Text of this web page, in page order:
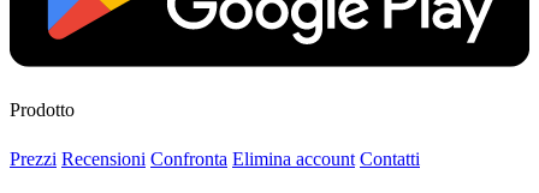
Prodotto
Prezzi Recensioni Confronta Elimina account Contatti